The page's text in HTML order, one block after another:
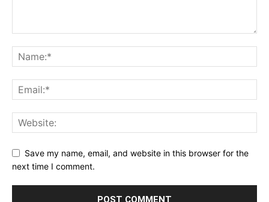
Save my name, email, and website in this browser for the
next time I comment.